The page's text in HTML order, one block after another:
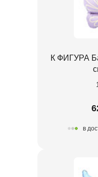
К ФИГУРА
в